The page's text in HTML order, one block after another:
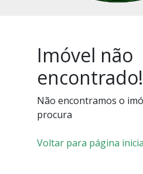
Imóvel não
encontrado!
Não encontramos o
procura
Voltar para página